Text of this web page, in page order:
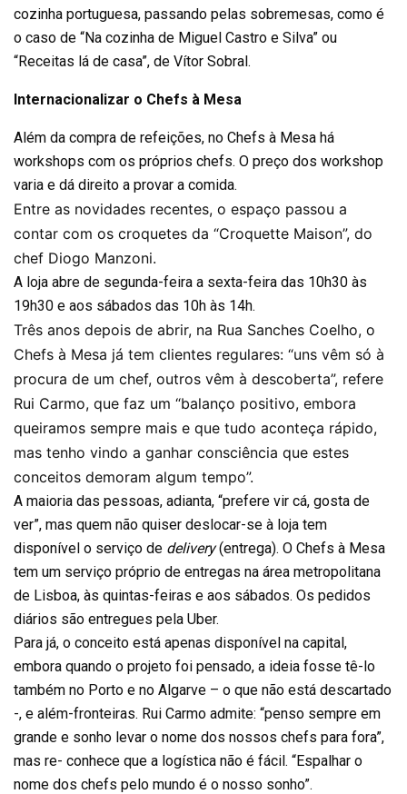
cozinha portuguesa, passando pelas sobremesas, como é
o caso de “Na cozinha de Miguel Castro e Silva” ou
“Receitas lá de casa”, de Vítor Sobral.
Internacionalizar o Chefs à Mesa
Além da compra de refeições, no Chefs à Mesa há
workshops com os próprios chefs. O preço dos workshop
varia e dá direito a provar a comida.
Entre as novidades recentes, o espaço passou a
contar com os croquetes da “Croquette Maison”, do
chef Diogo Manzoni.
A loja abre de segunda-feira a sexta-feira das 10h30 às
19h30 e aos sábados das 10h às 14h.
Três anos depois de abrir, na Rua Sanches Coelho, o
Chefs à Mesa já tem clientes regulares: “uns vêm só à
procura de um chef, outros vêm à descoberta”, refere
Rui Carmo, que faz um “balanço positivo, embora
queiramos sempre mais e que tudo aconteça rápido,
mas tenho vindo a ganhar consciência que estes
conceitos demoram algum tempo”.
A maioria das pessoas, adianta, “prefere vir cá, gosta de
ver”, mas quem não quiser deslocar-se à loja tem
disponível o serviço de delivery(entrega). O Chefs à Mesa
tem um serviço próprio de entregas na área metropolitana
de Lisboa, às quintas-feiras e aos sábados. Os pedidos
diários são entregues pela Uber.
Para já, o conceito está apenas disponível na capital,
embora quando o projeto foi pensado, a ideia fosse tê-lo
também no Porto e no Algarve – o que não está descartado
-, e além-fronteiras. Rui Carmo admite: “penso sempre em
grande e sonho levar o nome dos nossos chefs para fora”,
mas re- conhece que a logística não é fácil. “Espalhar o
nome dos chefs pelo mundo é o nosso sonho”.